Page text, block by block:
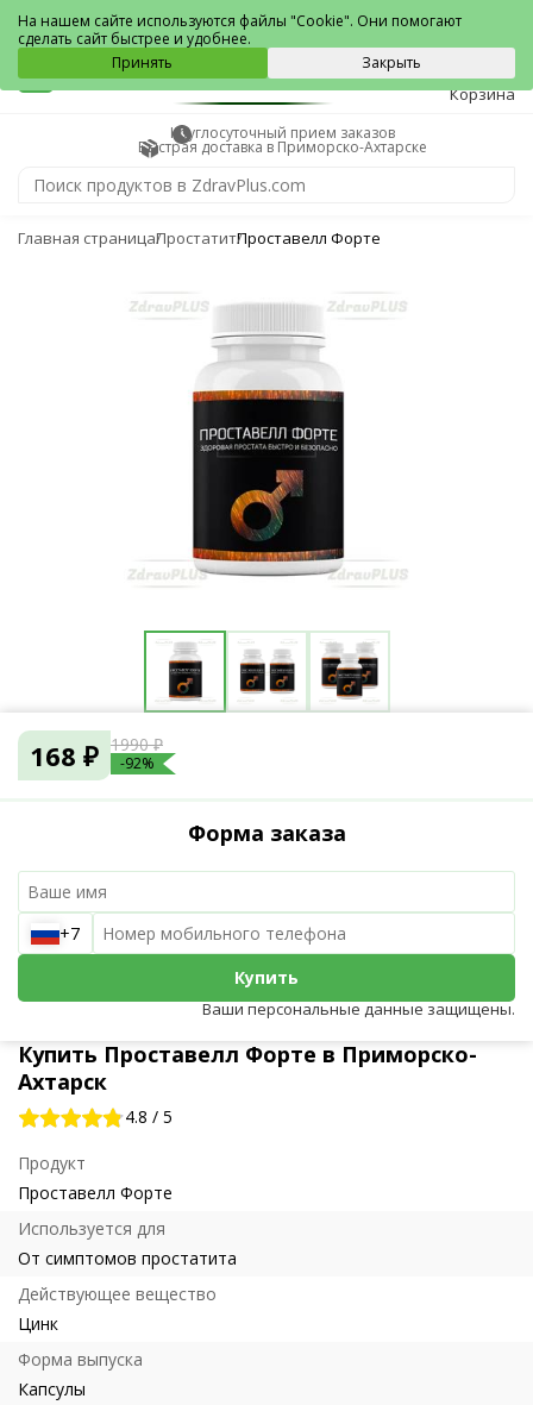
Приморско-Ахтарск
0
Корзина
Круглосуточный прием заказов
Быстрая доставка в Приморско-Ахтарске
Главная страницаПростатитПроставелл Форте
Купить Проставелл Форте в Приморско-
Ахтарск
4.8 / 5
Продукт
Проставелл Форте
Используется для
От симптомов простатита
Действующее вещество
Цинк
Форма выпуска
Капсулы
168 ₽ 1990 ₽
-92%
Форма заказа
+7
Купить
Ваши персональные данные защищены.
На нашем сайте используются файлы "Cookie". Они помогают
сделать сайт быстрее и удобнее.
Принять
Закрыть